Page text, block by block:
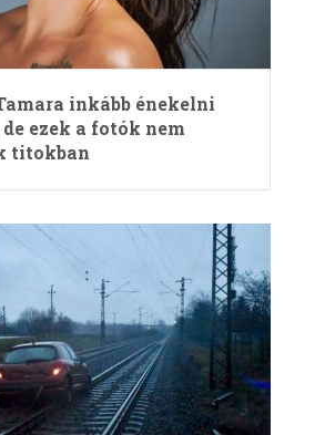
inkább énekelni
ezek a fotók nem
titokban